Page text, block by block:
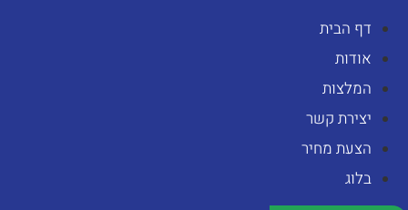
דף הבית
אודות
המלצות
יצירת קשר
הצעת מחיר
בלוג